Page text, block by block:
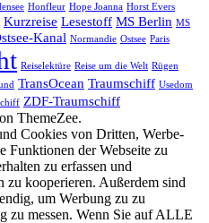
Honfleur Hope Joanna Horst Evers
Kurzreise Lesestoff MS Berlin MS
Kanal Normandie Ostsee Paris
Reiselektüre Reise um die Welt Rügen
TransOcean Traumschiff Usedom
ZDF-Traumschiff
ThemeZee.
Cookies von Dritten, Werbe-
Funktionen der Webseite zu
zu erfassen und
zu kooperieren. Außerdem sind
um Werbung zu zu
zu messen. Wenn Sie auf ALLE